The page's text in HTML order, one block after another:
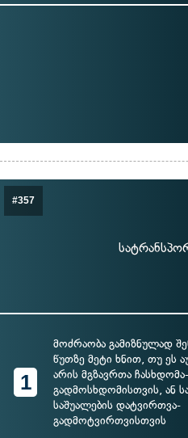
#357
1
მოძრაობა გამიზნულად
წუთზე მეტი ხნით, თუ ეს
არის მგზავრთა ჩასხდომა-
გადმოსხდომისთვის, ან
საშუალების დატვირთვა-
გადმოტვირთვისთვის